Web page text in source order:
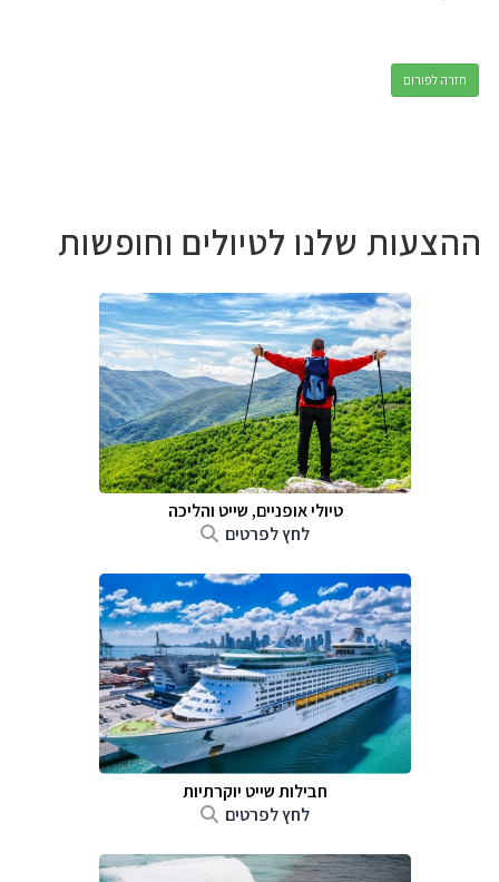
חזרה לפורום
ההצעות שלנו לטיולים וחופשות
טיולי אופניים, שייט והליכה
לחץ לפרטים
חבילות שייט יוקרתיות
לחץ לפרטים